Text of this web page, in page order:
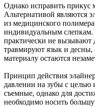
Однако исправить прикус
Альтернативой являются
из медицинского
индивидуальным
практически не
травмируют язык и десны,
материалу остаются
Принцип действия
давлении на зубы с
съемные, однако для
необходимо носить